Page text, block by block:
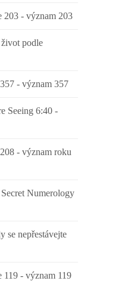
203 - význam 203
podle
- význam 357
Seeing 6:40 -
- význam roku
Numerology
se nepřestávejte
119 - význam 119